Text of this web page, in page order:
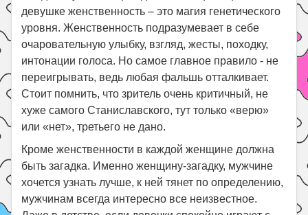
девушке женственность – это магия генетического
уровня. Женственность подразумевает в себе
очаровательную улыбку, взгляд, жесты, походку,
интонации голоса. Но самое главное правило - не
переигрывать, ведь любая фальшь отталкивает.
Стоит помнить, что зритель очень критичный, не
хуже самого Станиславского, тут только «верю»
или «нет», третьего не дано.
Кроме женственности в каждой женщине должна
быть загадка. Именно женщину-загадку, мужчине
хочется узнать лучше, к ней тянет по определению,
мужчинам всегда интересно все неизвестное.